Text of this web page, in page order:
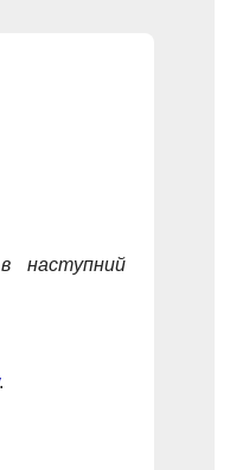
наступний